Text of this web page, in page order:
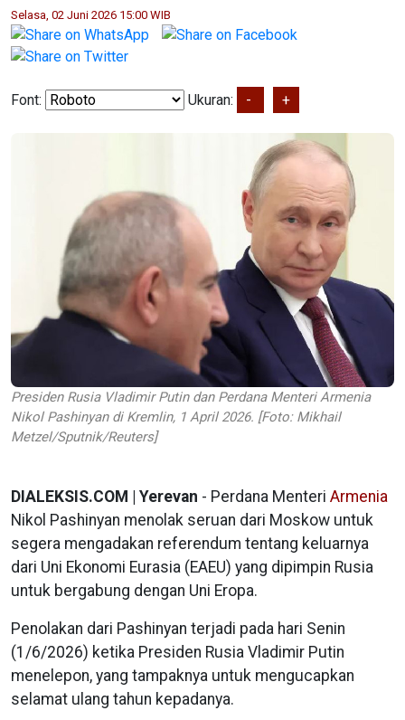
Selasa, 02 Juni 2026 15:00 WIB
Font: Ukuran: - +
Presiden Rusia Vladimir Putin dan Perdana Menteri Armenia
Nikol Pashinyan di Kremlin, 1 April 2026. [Foto: Mikhail
Metzel/Sputnik/Reuters]
DIALEKSIS.COM | Yerevan - Perdana Menteri Armenia
Nikol Pashinyan menolak seruan dari Moskow untuk
segera mengadakan referendum tentang keluarnya
dari Uni Ekonomi Eurasia (EAEU) yang dipimpin Rusia
untuk bergabung dengan Uni Eropa.
Penolakan dari Pashinyan terjadi pada hari Senin
(1/6/2026) ketika Presiden Rusia Vladimir Putin
menelepon, yang tampaknya untuk mengucapkan
selamat ulang tahun kepadanya.